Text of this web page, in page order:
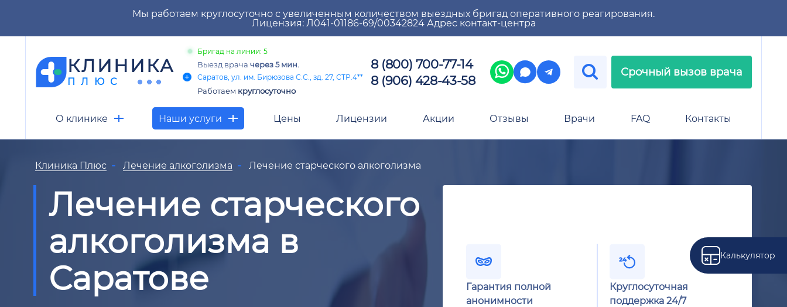
Мы работаем круглосуточно с увеличенным количеством выездных бригад оперативного реагирования.
Лицензия: Л041-01186-69/00342824 Адрес контакт-центра
КЛИНИКА
ПЛЮС
Бригад на линии: 5
Выезд врача через 5 мин.
Саратов, ул. им. Бирюзова С.С., зд. 27, СТР.4**
Работаем круглосуточно
8 (800) 700-77-14
8 (906) 428-43-58
Срочный вызов врача
О клинике Наши услуги Цены Лицензии Акции Отзывы Врачи FAQ Контакты
Калькулятор
Клиника Плюс Лечение алкоголизма Лечение старческого алкоголизма
Лечение старческого
алкоголизма в
Саратове
Гарантия полной
анонимности
Круглосуточная
поддержка 24/7